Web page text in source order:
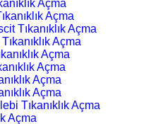
Açma
Açma
Tıkanıklık Açma
Açma
Açma
Açma
Açma
Açma
Tıkanıklık Açma
Açma